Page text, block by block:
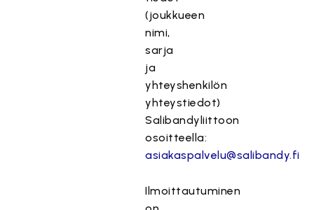
(joukkueen
nimi,
sarja
ja
yhteyshenkilön
yhteystiedot)
Salibandyliittoon
osoitteella:
asiakaspalvelu@salibandy.fi
Ilmoittautuminen